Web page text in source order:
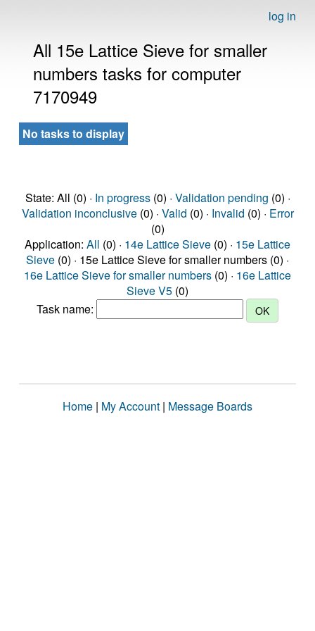
log in
All 15e Lattice Sieve for smaller
numbers tasks for computer
7170949
No tasks to display
State: All (0) · In progress(0) · Validation pending (0) ·
Validation inconclusive(0) · Valid (0) · Invalid (0) · Error
(0)
Application: All (0) · 14e Lattice Sieve (0) · 15e Lattice
Sieve (0) · 15e Lattice Sieve for smaller numbers (0) ·
16e Lattice Sieve for smaller numbers (0) · 16e Lattice
Sieve V5 (0)
Task name:
Home | My Account | Message Boards